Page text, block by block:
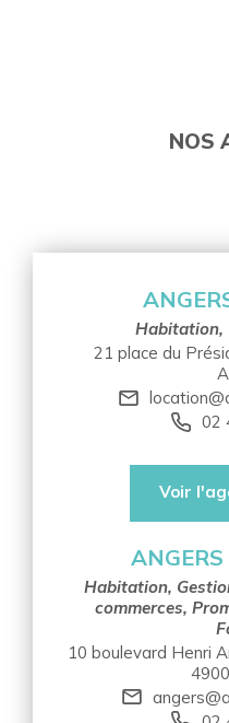
NOS
Habitation,
21 place du
02
Voir
Habitation,
commerces,
10 boulevard Henri